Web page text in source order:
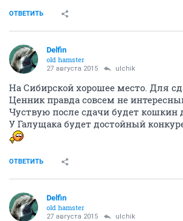
ОТВЕТИТЬ
Delfin
old hamster
27 августа 2015 ulchik
На Сибирской хорошее место. Для
Ценник правда совсем не
Чуствую после сдачи будет кошкин
У Галущака будет достойный
ОТВЕТИТЬ
Delfin
old hamster
27 августа 2015 ulchik